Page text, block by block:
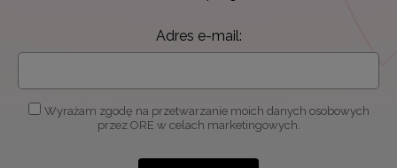
Adres e-mail:
Wyrażam zgodę na przetwarzanie moich danych osobowych
przez ORE w celach marketingowych.